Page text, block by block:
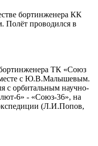
бортинженера КК
Полёт проводился в
ТК «Союз
с Ю.В.Малышевым.
с орбитальным научно-
6» - «Союз-36», на
(Л.И.Попов,